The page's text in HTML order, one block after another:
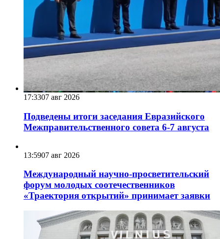
17:3307 авг 2026
Подведены итоги заседания Евразийского
Межправительственного совета 6-7 августа
13:5907 авг 2026
Международный научно-просветительский
форум молодых соотечественников
«Траектория открытий» принимает заявки